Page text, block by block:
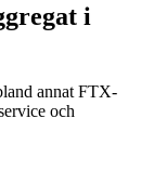
i
annat FTX-
och